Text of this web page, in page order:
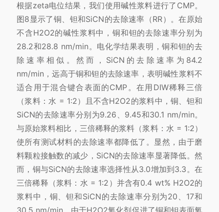
根据zeta电位结果，我们使用碱性浆料进行了CMP。
图8显示了铜、钽和SiCN的去除速率（RR）。在原始
不含H2O2的碱性浆料中，铜和钽的去除速率分别为
28.2和28.8 nm/min。电化学结果表明，铜和钽的去
除速率相似。然而，SiCN的去除速率为84.2
nm/min，远高于铜和钽的去除速率，表明碱性浆料不
适合用于混合键合表面的CMP。在用DIW稀释三倍
（浆料：水 = 1:2）且不含H2O2的浆料中，铜、钽和
SiCN的去除速率分别为9.26、9.45和30.1 nm/min。
与原始浆料相比，三倍稀释的浆料（浆料：水 = 1:2）
使所有测试材料的去除速率都降低了。显然，由于磨
料颗粒接触数的减少，SiCN的去除速率显著降低。然
而，铜与SiCN的去除速率选择性从3.0增加到3.3。在
三倍稀释（浆料：水 = 1:2）并含有0.4 wt% H2O2的
浆料中，铜、钽和SiCN的去除速率分别为20、17和